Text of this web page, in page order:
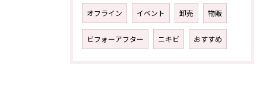
オフライン イベント 卸売 物販
ビフォーアフター ニキビ おすすめ